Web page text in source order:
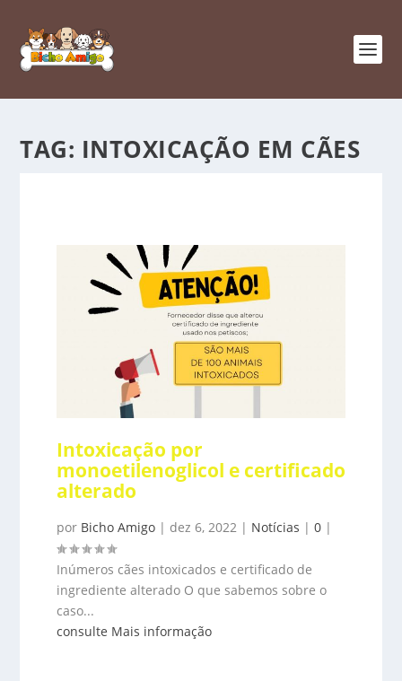
TAG: INTOXICAÇÃO EM CÃES
Intoxicação por
monoetilenoglicol e certificado
alterado
por Bicho Amigo| dez 6, 2022| Notícias | 0 |
Inúmeros cães intoxicados e certificado de
ingrediente alterado O que sabemos sobre o
caso...
consulte Mais informação